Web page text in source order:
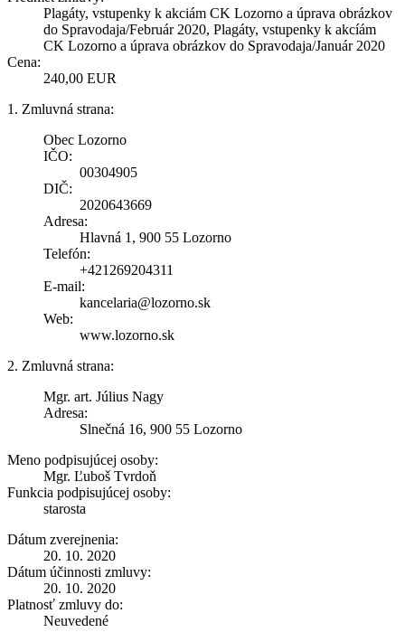
Plagáty, vstupenky k akciám CK Lozorno a úprava obrázkov
do Spravodaja/Február 2020, Plagáty, vstupenky k akcíám
CK Lozorno a úprava obrázkov do Spravodaja/Január 2020
Cena:
240,00 EUR
1. Zmluvná strana:
Obec Lozorno
IČO:
00304905
DIČ:
2020643669
Adresa:
Hlavná 1, 900 55 Lozorno
Telefón:
+421269204311
E-mail:
kancelaria@lozorno.sk
Web:
www.lozorno.sk
2. Zmluvná strana:
Mgr. art. Július Nagy
Adresa:
Slnečná 16, 900 55 Lozorno
Meno podpisujúcej osoby:
Mgr. Ľuboš Tvrdoň
Funkcia podpisujúcej osoby:
starosta
Dátum zverejnenia:
20. 10. 2020
Dátum účinnosti zmluvy:
20. 10. 2020
Platnosť zmluvy do:
Neuvedené